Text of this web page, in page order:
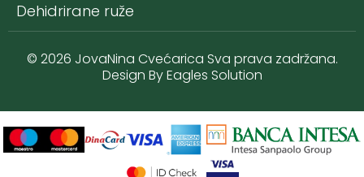
Dehidrirane ruže
© 2026 JovaNina Cvećarica Sva prava zadržana.
Design ByEagles Solution